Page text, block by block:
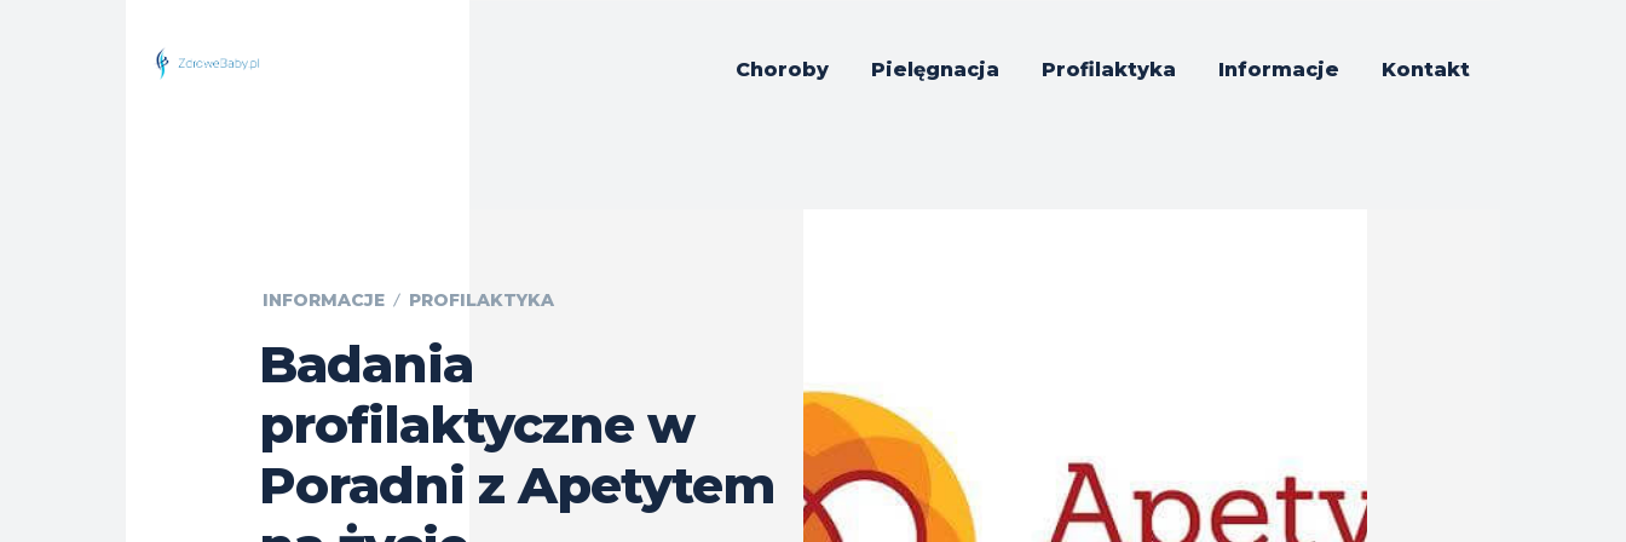
Choroby Pielęgnacja Profilaktyka Informacje Kontakt
INFORMACJE PROFILAKTYKA
Badania
profilaktyczne w
Poradni z Apetytem